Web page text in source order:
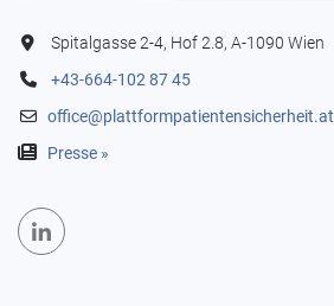
Spitalgasse 2-4, Hof 2.8, A-1090 Wien
+43-664-102 87 45
office@plattformpatientensicherheit.at

Presse »